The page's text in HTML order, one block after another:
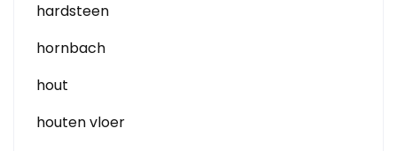
hardsteen
hornbach
hout
houten vloer